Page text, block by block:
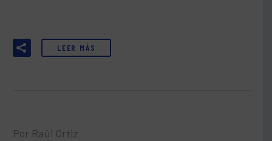
LEER MÁS
Por Raúl Ortiz